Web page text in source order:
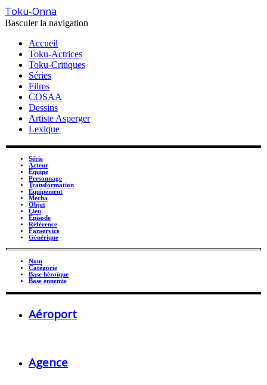
Toku-Onna
Basculer la navigation
Accueil
Toku-Actrices
Toku-Critiques
Séries
Films
COSAA
Dessins
Artiste Asperger
Lexique
Série
Acteur
Équipe
Personnage
Transformation
Équipement
Mecha
Objet
Lieu
Épisode
Référence
Fanservice
Générique
Nom
Catégorie
Base héroïque
Base ennemie
Aéroport
Agence